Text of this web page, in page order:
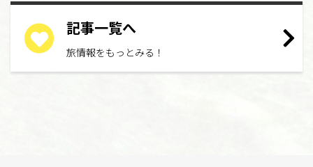
記事一覧へ
旅情報をもっとみる！